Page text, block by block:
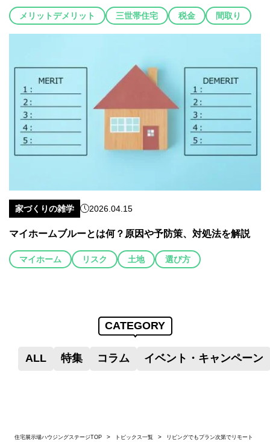
メリットデメリット 三世帯住宅 税金 間取り
家づくりの雑学 2026.04.15
マイホームブルーとは何？原因や予防策、対処法を解説
マイホーム リスク 土地 選び方
CATEGORY
ALL 特集 コラム イベント・キャンペーン
住宅展示場ハウジングステージTOP トピックス一覧
リビングでもプラン次第でリモート